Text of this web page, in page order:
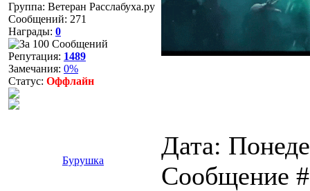
Группа: Ветеран Расслабуха.ру
Сообщений: 271
Награды: 0
Репутация: 1489
Замечания: 0%
Статус: Оффлайн
Бурушка
Дата:
Сообщение